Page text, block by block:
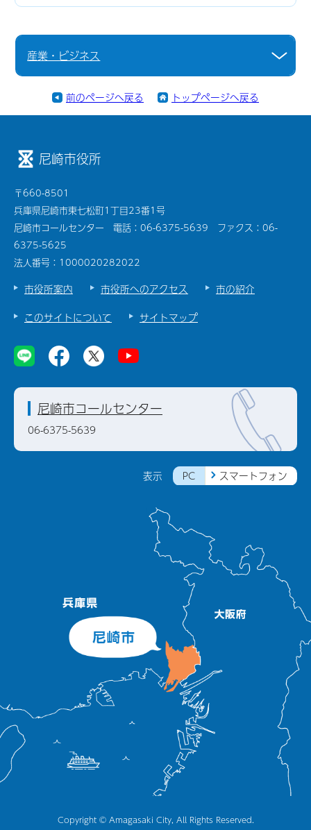
産業・ビジネス
前のページへ戻る トップページへ戻る
尼崎市役所
〒660-8501
兵庫県尼崎市東七松町1丁目23番1号
尼崎市コールセンター 電話：06-6375-5639 ファクス：06-
6375-5625
法人番号：1000020282022
市役所案内 市役所へのアクセス
市の紹介
このサイトについて
サイトマップ
表示 PC スマートフォン
尼崎市コールセンター
06-6375-5639
Copyright © Amagasaki City, All Rights Reserved.